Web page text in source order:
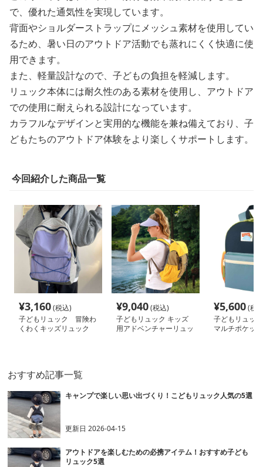
で、優れた通気性を実現しています。
背面やショルダーストラップにメッシュ素材を使用してい
るため、暑い日のアウトドア活動でも蒸れにくく快適に使
用できます。
また、軽量設計なので、子どもの負担を軽減します。
リュック本体には耐久性のある素材を使用し、アウトドア
での使用に耐えられる設計になっています。
カラフルなデザインと実用的な機能を兼ね備えており、子
どもたちのアウトドア体験をより楽しくサポートします。
今回紹介した商品一覧
¥3,160(税込)
子どもリュック 冒険わ
くわくキッズリュック
¥9,040(税込)
子どもリュック キッズ
用アドベンチャーリュッ
¥5,600(税
子どもリュッ
マルチポケッ
おすすめ記事一覧
キャンプで楽しい思い出づくり！こどもリュック人気の5選
更新日2026-04-15
アウトドアを楽しむための必携アイテム！おすすめ子ども
リュック5選